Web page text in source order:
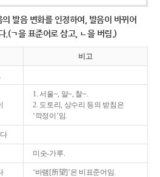
발음 변화를 인정하여, 발음이 바뀌어
.(ㄱ을 표준어로 삼고, ㄴ을 버림.)
비고
1. 서울~, 알~, 찰~.
2. 도토리, 상수리 등의 받침은
‘깍정이’임.
미숫-가루.
‘바램[所望]’은 비표준어임.